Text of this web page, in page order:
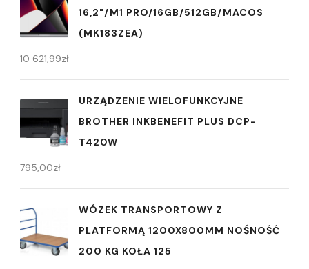
16,2"/M1 PRO/16GB/512GB/MACOS
(MK183ZEA)
10 621,99zł
URZĄDZENIE WIELOFUNKCYJNE
BROTHER INKBENEFIT PLUS DCP-
T420W
795,00zł
WÓZEK TRANSPORTOWY Z
PLATFORMĄ 1200X800MM NOŚNOŚĆ
200 KG KOŁA 125